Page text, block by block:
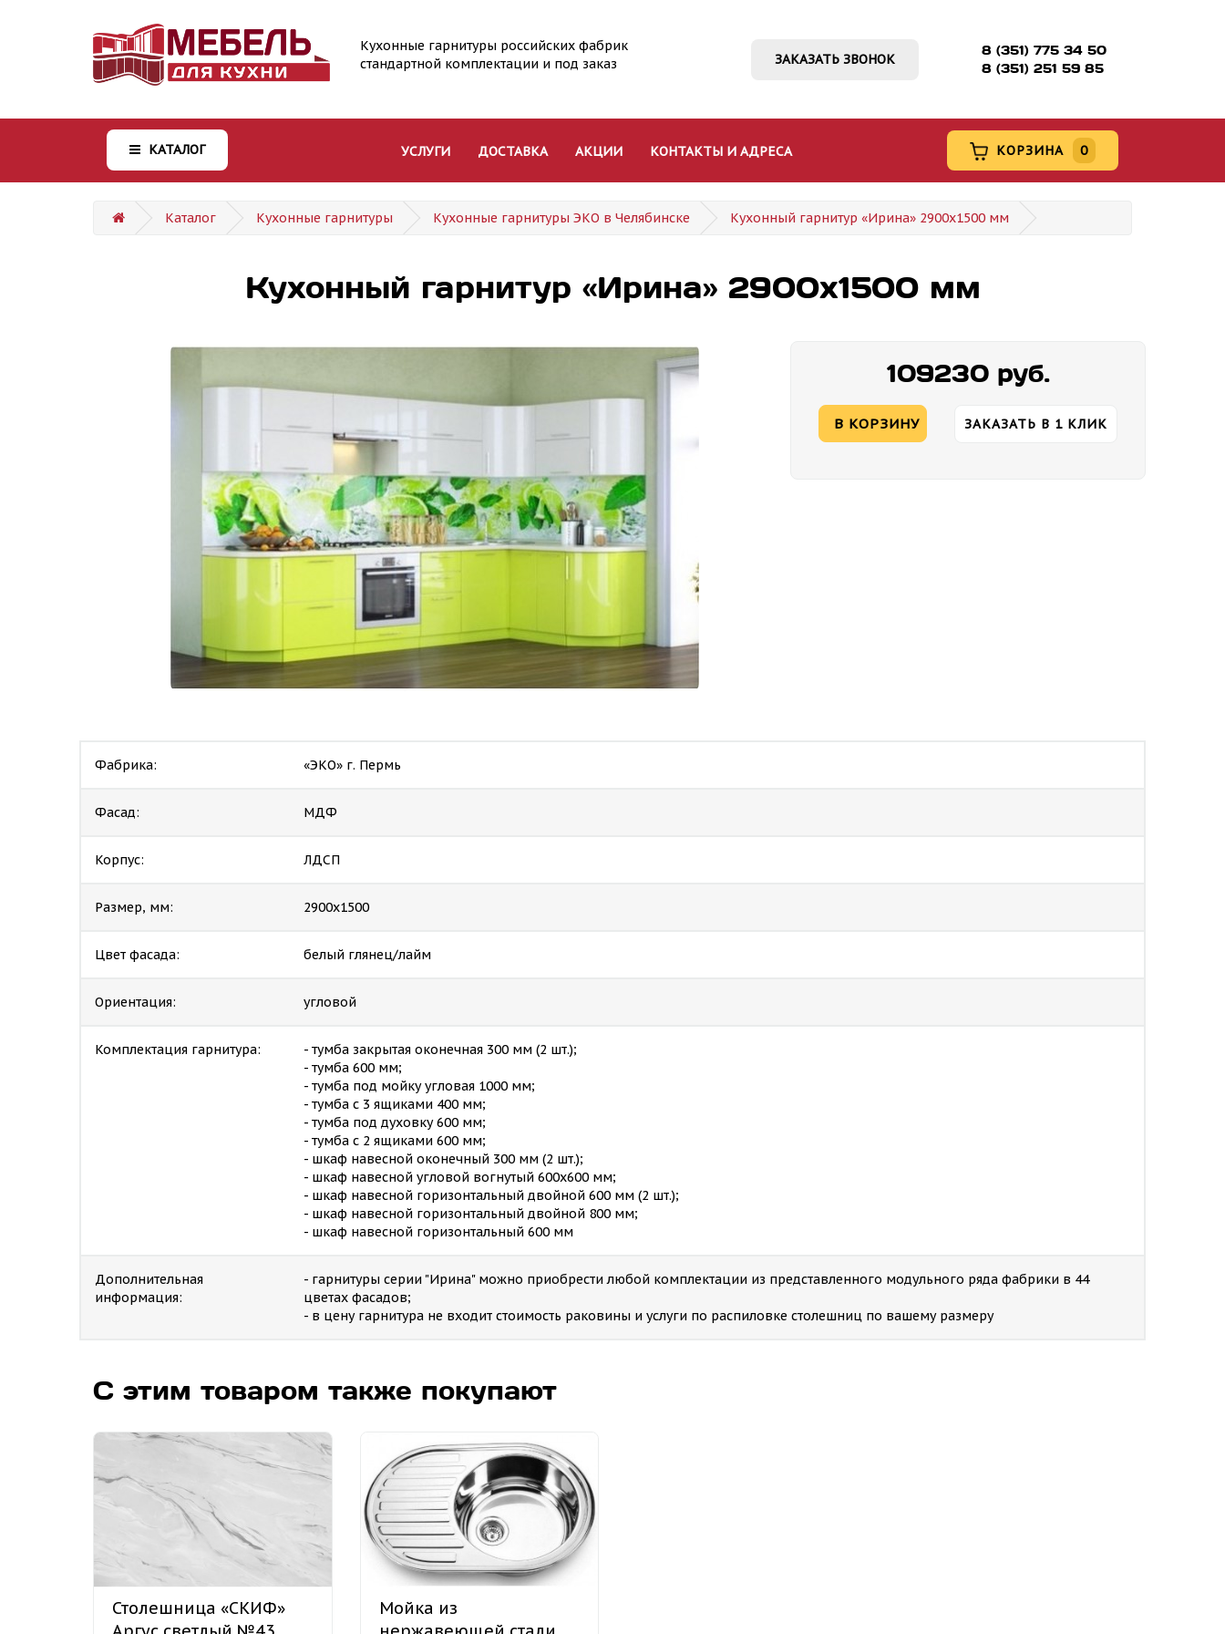
Кухонные гарнитуры российских фабрик
стандартной комплектации и под заказ
ЗАКАЗАТЬ ЗВОНОК
8 (351) 775 34 50
8 (351) 251 59 85
КАТАЛОГ УСЛУГИ ДОСТАВКА АКЦИИ КОНТАКТЫ И АДРЕСА КОРЗИНА 0
Каталог Кухонные гарнитуры Кухонные гарнитуры ЭКО в Челябинске Кухонный гарнитур «Ирина» 2900х1500 мм
Кухонный гарнитур «Ирина» 2900х1500 мм
109230 руб.
В КОРЗИНУ ЗАКАЗАТЬ В 1 КЛИК
Фабрика: «ЭКО» г. Пермь
Фасад: МДФ
Корпус: ЛДСП
Размер, мм: 2900х1500
Цвет фасада: белый глянец/лайм
Ориентация: угловой
Комплектация гарнитура:
- тумба закрытая оконечная 300 мм (2 шт.);
- тумба 600 мм;
- тумба под мойку угловая 1000 мм;
- тумба с 3 ящиками 400 мм;
- тумба под духовку 600 мм;
- тумба с 2 ящиками 600 мм;
- шкаф навесной оконечный 300 мм (2 шт.);
- шкаф навесной угловой вогнутый 600х600 мм;
- шкаф навесной горизонтальный двойной 600 мм (2 шт.);
- шкаф навесной горизонтальный двойной 800 мм;
- шкаф навесной горизонтальный 600 мм
Дополнительная
информация:
- гарнитуры серии "Ирина" можно приобрести любой комплектации из представленного модульного ряда фабрики в 44
цветах фасадов;
- в цену гарнитура не входит стоимость раковины и услуги по распиловке столешниц по вашему размеру
С этим товаром также покупают
Столешница «СКИФ»
Мойка из